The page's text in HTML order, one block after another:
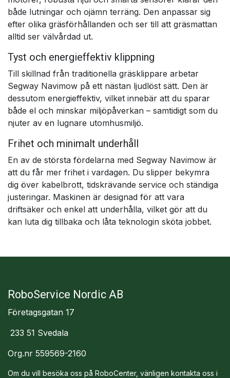
både lutningar och ojämn terräng. Den anpassar sig
efter olika gräsförhållanden och ser till att gräsmattan
alltid ser välvårdad ut.
Tyst och energieffektiv klippning
Till skillnad från traditionella gräsklippare arbetar
Segway Navimow på ett nästan ljudlöst sätt. Den är
dessutom energieffektiv, vilket innebär att du sparar
både el och minskar miljöpåverkan – samtidigt som du
njuter av en lugnare utomhusmiljö.
Frihet och minimalt underhåll
En av de största fördelarna med Segway Navimow är
att du får mer frihet i vardagen. Du slipper bekymra
dig över kabelbrott, tidskrävande service och ständiga
justeringar. Maskinen är designad för att vara
driftsäker och enkel att underhålla, vilket gör att du
kan luta dig tillbaka och låta teknologin sköta jobbet.
RoboService Nordic AB
Företagsgatan 17
233 51 Svedala
Org.nr 559569-2160
Om du vill besöka oss på RoboCenter, vänligen kontakta oss i